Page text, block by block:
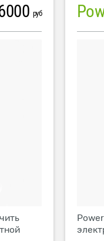
Mesh система TP-Link Deco M4 (3 устройства)руб